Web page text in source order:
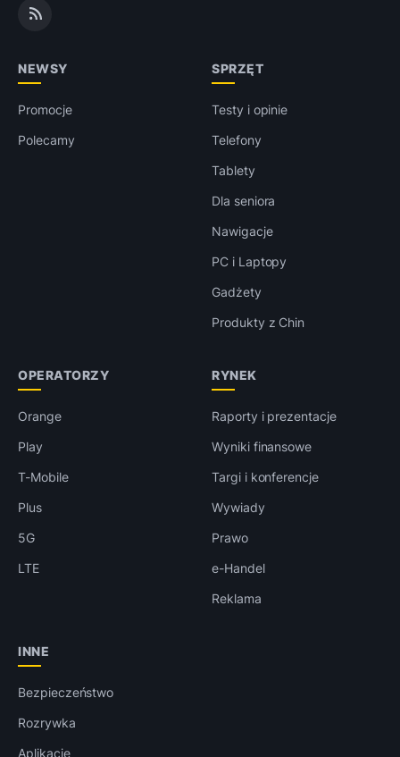
NEWSY
Promocje
Polecamy
SPRZĘT
Testy i opinie
Telefony
Tablety
Dla seniora
Nawigacje
PC i Laptopy
Gadżety
Produkty z Chin
OPERATORZY
Orange
Play
T-Mobile
Plus
5G
LTE
RYNEK
Raporty i prezentacje
Wyniki finansowe
Targi i konferencje
Wywiady
Prawo
e-Handel
Reklama
INNE
Bezpieczeństwo
Rozrywka
Aplikacje